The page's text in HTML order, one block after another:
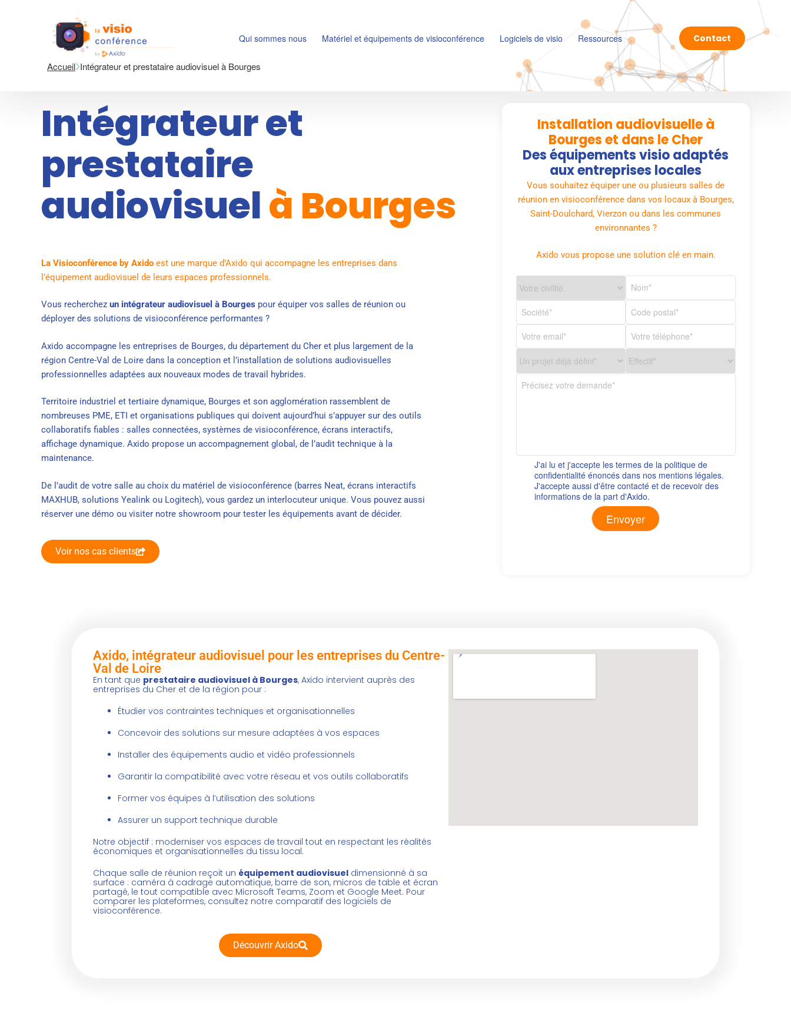
Qui sommes nous Matériel et équipements de visioconférence Logiciels de visio Ressources Contact
Accueil Intégrateur et prestataire audiovisuel à Bourges
Intégrateur et
prestataire
audiovisuelà Bourges
La Visioconférence by Axido est une marque d’Axido qui accompagne les entreprises dans
l’équipement audiovisuel de leurs espaces professionnels.
Vous recherchez un intégrateur audiovisuel à Bourges pour équiper vos salles de réunion ou
déployer des solutions de visioconférence performantes ?
Axido accompagne les entreprises de Bourges, du département du Cher et plus largement de la
région Centre-Val de Loire dans la conception et l’installation de solutions audiovisuelles
professionnelles adaptées aux nouveaux modes de travail hybrides.
Territoire industriel et tertiaire dynamique, Bourges et son agglomération rassemblent de
nombreuses PME, ETI et organisations publiques qui doivent aujourd’hui s’appuyer sur des outils
collaboratifs fiables : salles connectées, systèmes de visioconférence, écrans interactifs,
affichage dynamique. Axido propose un accompagnement global, de l’audit technique à la
maintenance.
De l’audit de votre salle au choix du matériel de visioconférence (barres Neat, écrans interactifs
MAXHUB, solutions Yealink ou Logitech), vous gardez un interlocuteur unique. Vous pouvez aussi
réserver une démo ou visiter notre showroom pour tester les équipements avant de décider.
Voir nos cas clients
Installation audiovisuelle à
Bourges et dans le Cher
Des équipements visio adaptés
aux entreprises locales
Vous souhaitez équiper une ou plusieurs salles de
réunion en visioconférence dans vos locaux à Bourges,
Saint-Doulchard, Vierzon ou dans les communes
environnantes ?
Axido vous propose une solution clé en main.
J'ai lu et j'accepte les termes de la politique de
confidentialité énoncés dans nos mentions légales.
J'accepte aussi d'être contacté et de recevoir des
informations de la part d'Axido.
Axido, intégrateur audiovisuel pour les entreprises du Centre-
Val de Loire
En tant que prestataire audiovisuel à Bourges, Axido intervient auprès des
entreprises du Cher et de la région pour :
Étudier vos contraintes techniques et organisationnelles
Concevoir des solutions sur mesure adaptées à vos espaces
Installer des équipements audio et vidéo professionnels
Garantir la compatibilité avec votre réseau et vos outils collaboratifs
Former vos équipes à l’utilisation des solutions
Assurer un support technique durable
Notre objectif : moderniser vos espaces de travail tout en respectant les réalités
économiques et organisationnelles du tissu local.
Chaque salle de réunion reçoit un équipement audiovisuel dimensionné à sa
surface : caméra à cadrage automatique, barre de son, micros de table et écran
partagé, le tout compatible avec Microsoft Teams, Zoom et Google Meet. Pour
comparer les plateformes, consultez notre comparatif des logiciels de
visioconférence.
Découvrir Axido